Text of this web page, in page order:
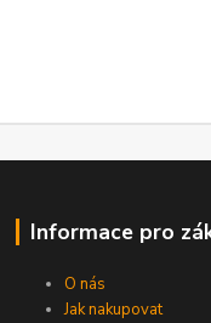
Informace pro
O nás
Jak nakupovat